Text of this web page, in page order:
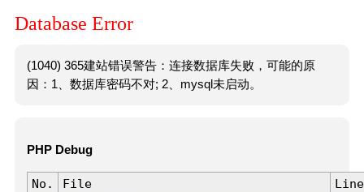
Database Error
(1040) 365建站错误警告：连接数据库失败，可能的原
因：1、数据库密码不对; 2、mysql未启动。
PHP Debug
No. File
Line